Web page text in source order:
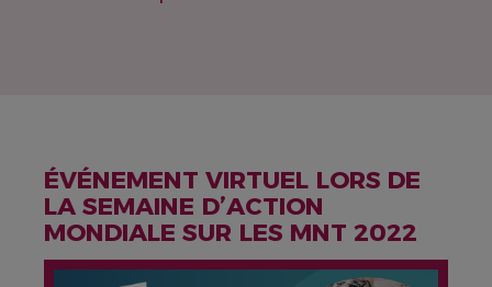
ÉVÉNEMENT VIRTUEL LORS DE
LA SEMAINE D’ACTION
MONDIALE SUR LES MNT 2022
IMAGE